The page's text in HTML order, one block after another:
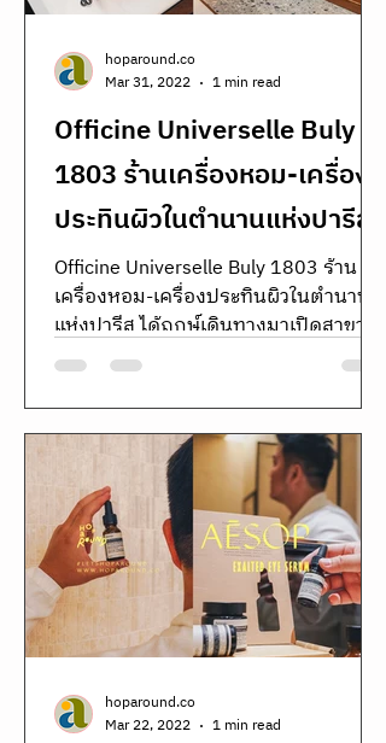
Officine Universelle Buly
1803 ร้านเครื่องหอม-เครื่อง
ประทินผิวในตำนานแห่งปารีส
Officine Universelle Buly 1803 ร้าน
เครื่องหอม-เครื่องประทินผิวในตำนาน
แห่งปารีส ได้ฤกษ์เดินทางมาเปิดสาขา
แรกที่ไทยแล้ว ที่ชั้น 1...
hoparound.co
Mar 31, 2022
1 min read
hoparound.co
Mar 22, 2022
1 min read